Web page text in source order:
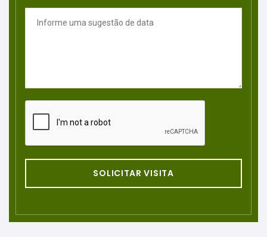
SOLICITAR VISITA